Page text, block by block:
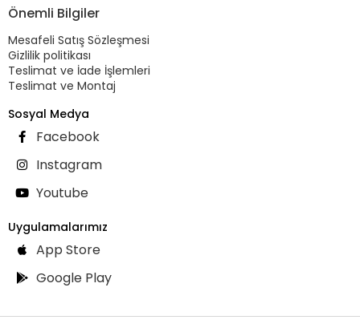
Önemli Bilgiler
Mesafeli Satış Sözleşmesi
Gizlilik politikası
Teslimat ve İade İşlemleri
Teslimat ve Montaj
Sosyal Medya
Facebook
Instagram
Youtube
Uygulamalarımız
App Store
Google Play